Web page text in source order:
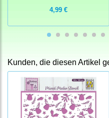
4,99 €
Kunden, die diesen Artikel